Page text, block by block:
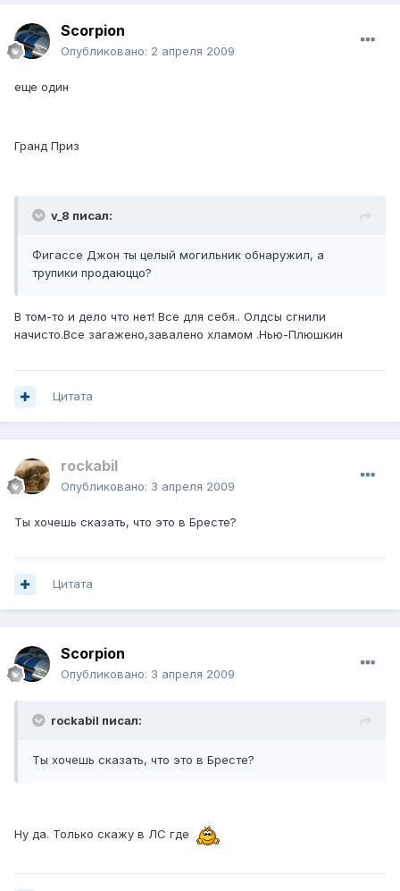
Scorpion
Опубликовано: 2 апреля 2009
еще один
Гранд Приз
v_8 писал:
Фигассе Джон ты целый могильник обнаружил, а
трупики продаюццо?
В том-то и дело что нет! Все для себя.. Олдсы сгнили
начисто.Все загажено,завалено хламом .Нью-Плюшкин
Цитата
rockabil
Опубликовано: 3 апреля 2009
Ты хочешь сказать, что это в Бресте?
Цитата
Scorpion
Опубликовано: 3 апреля 2009
rockabil писал:
Ты хочешь сказать, что это в Бресте?
Ну да. Только скажу в ЛС где